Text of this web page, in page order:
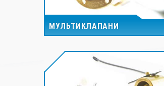
МУЛЬТИКЛАПАНИ